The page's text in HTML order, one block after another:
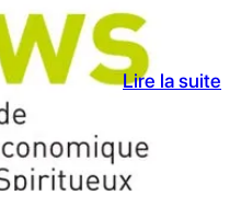
Lire la suite